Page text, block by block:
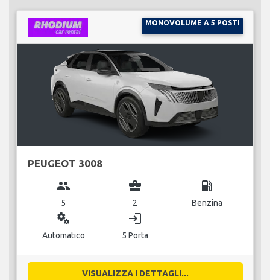
MONOVOLUME A 5 POSTI
PEUGEOT 3008
group
5
business_center
2
local_gas_station
Benzina
miscellaneous_services
Automatico
login
5 Porta
VISUALIZZA I DETTAGLI...